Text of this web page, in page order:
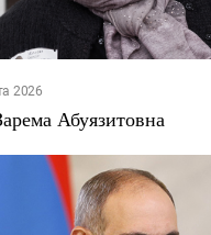
2026
Абуязитовна